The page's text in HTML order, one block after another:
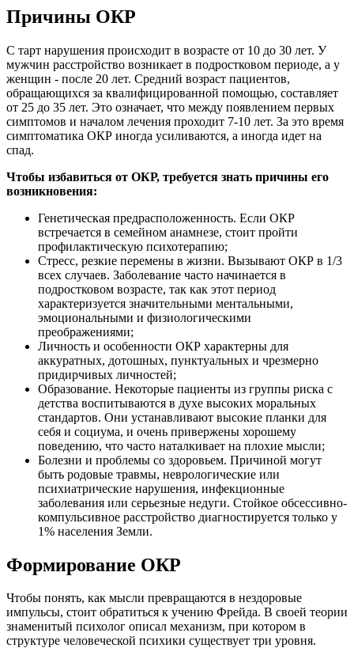
Причины ОКР
С тарт нарушения происходит в возрасте от 10 до 30 лет. У
мужчин расстройство возникает в подростковом периоде, а у
женщин - после 20 лет. Средний возраст пациентов,
обращающихся за квалифицированной помощью, составляет
от 25 до 35 лет. Это означает, что между появлением первых
симптомов и началом лечения проходит 7-10 лет. За это время
симптоматика ОКР иногда усиливаются, а иногда идет на
спад.
Чтобы избавиться от ОКР, требуется знать причины его
возникновения:
Генетическая предрасположенность. Если ОКР
встречается в семейном анамнезе, стоит пройти
профилактическую психотерапию;
Стресс, резкие перемены в жизни. Вызывают ОКР в 1/3
всех случаев. Заболевание часто начинается в
подростковом возрасте, так как этот период
характеризуется значительными ментальными,
эмоциональными и физиологическими
преображениями;
Личность и особенности ОКР характерны для
аккуратных, дотошных, пунктуальных и чрезмерно
придирчивых личностей;
Образование. Некоторые пациенты из группы риска с
детства воспитываются в духе высоких моральных
стандартов. Они устанавливают высокие планки для
себя и социума, и очень привержены хорошему
поведению, что часто наталкивает на плохие мысли;
Болезни и проблемы со здоровьем. Причиной могут
быть родовые травмы, неврологические или
психиатрические нарушения, инфекционные
заболевания или серьезные недуги. Стойкое обсессивно-
компульсивное расстройство диагностируется только у
1% населения Земли.
Формирование ОКР
Чтобы понять, как мысли превращаются в нездоровые
импульсы, стоит обратиться к учению Фрейда. В своей теории
знаменитый психолог описал механизм, при котором в
структуре человеческой психики существует три уровня.